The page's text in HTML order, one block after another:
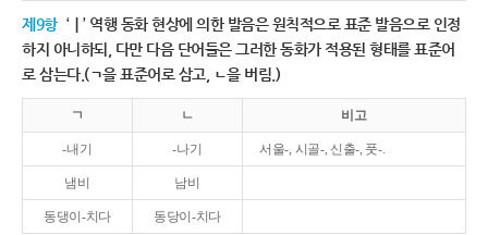
제9항 ‘ㅣ’ 역행 동화 현상에 의한 발음은 원칙적으로 표준 발음으로 인정
하지 아니하되, 다만 다음 단어들은 그러한 동화가 적용된 형태를 표준어
로 삼는다.(ㄱ을 표준어로 삼고, ㄴ을 버림.)
ㄱ ㄴ 비고
-내기 -나기 서울-, 시골-, 신출-, 풋-.
냄비 남비
동댕이-치다 동당이-치다